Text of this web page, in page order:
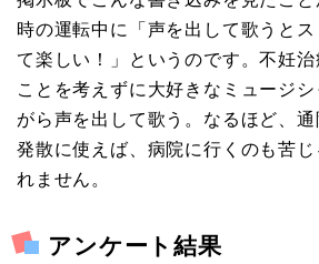
時の運転中に「声を出して歌うと
て楽しい！」というのです。不妊
ことを考えずに大好きなミュージ
がら声を出して歌う。なるほど、
発散に使えば、病院に行くのも苦
れません。
アンケート結果